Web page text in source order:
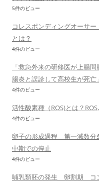
5件のビュー
コレスポンディングオーサ
とは？
4件のビュー
「救急外来の研修医が上腸
腸炎と誤診して高校生が死亡
4件のビュー
活性酸素種（ROS)とは？
4件のビュー
卵子の形成過程 第一減数分
中期での停止
4件のビュー
哺乳類胚の発生 卵割期 コ